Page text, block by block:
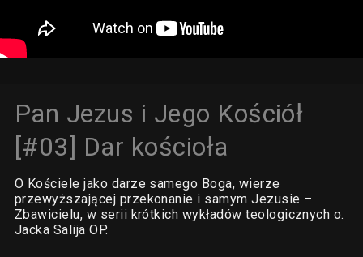
Pan Jezus i Jego Kościół
[#03] Dar kościoła
O Kościele jako darze samego Boga, wierze
przewyższającej przekonanie i samym Jezusie –
Zbawicielu, w serii krótkich wykładów teologicznych o.
Jacka Salija OP.